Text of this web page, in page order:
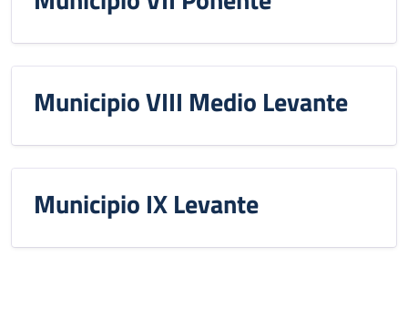
Municipio VIII Medio Levante
Municipio IX Levante